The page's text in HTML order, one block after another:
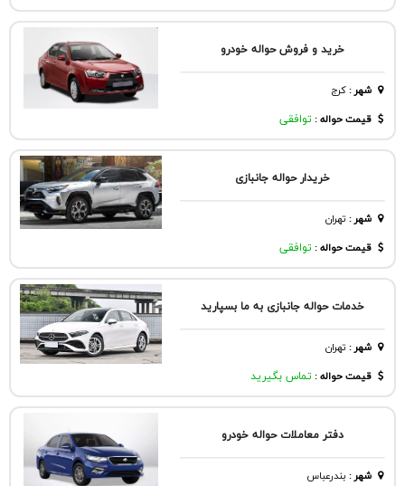
خرید و فروش حواله خودرو
شهر:كرج
قیمت حواله : توافقی
خریدار حواله جانبازی
شهر: تهران
قیمت حواله : توافقی
خدمات حواله جانبازی به ما بسپارید
شهر: تهران
قیمت حواله : تماس بگیرید
دفتر معاملات حواله خودرو
شهر: بندرعباس